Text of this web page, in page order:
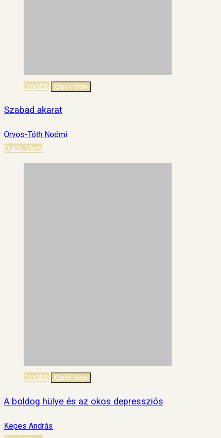
Tovább Quick View
Szabad akarat
Orvos-Tóth Noémi
Quick View
Tovább Quick View
A boldog hülye és az okos depressziós
Kepes András